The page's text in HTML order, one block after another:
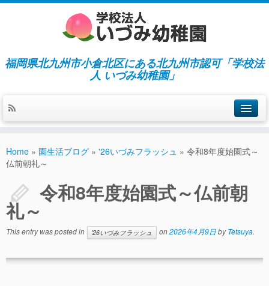
福岡県北九州市小倉北区にある北九州市認可「学校法
人 いづみ幼稚園」
当園の紹介／特徴
施設紹介
指導／保育の内容
入園募集／入園費用
通園について
Home » 園生活ブログ » '26いづみフラッシュ » 令和8年度始園式～
仏前朝礼～
令和8年度始園式～仏前朝
礼～
This entry was posted in '26いづみフラッシュ on2026年4月9日byTetsuya.